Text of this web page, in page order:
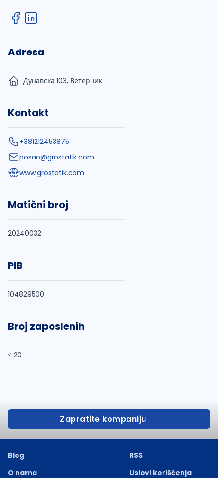
Adresa
Дунавска 103, Ветерник
Kontakt
+381212453875
posao@grostatik.com
www.grostatik.com
Matični broj
20240032
PIB
104829500
Broj zaposlenih
< 20
Zapratite kompaniju
Blog
O nama
RSS
Uslovi korišćenja